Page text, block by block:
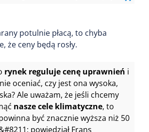
potulnie płacą, to chyba
że ceny będą rosły.
rynek reguluje cenę uprawnień i
oceniać, czy jest ona wysoka,
Ale uważam, że jeśli chcemy
nasze cele klimatyczne, to
być znacznie wyższa niż 50
powiedział Frans